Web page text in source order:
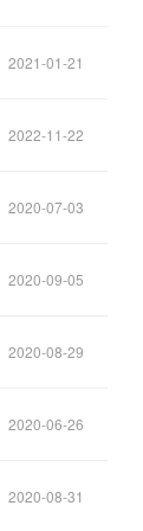
2021-01-21
2022-11-22
2020-07-03
2020-09-05
2020-08-29
2020-06-26
2020-08-31